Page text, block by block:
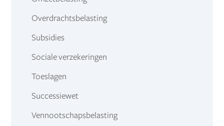
Overdrachtsbelasting
Subsidies
Sociale verzekeringen
Toeslagen
Successiewet
Vennootschapsbelasting